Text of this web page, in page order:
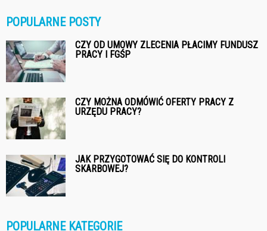
POPULARNE POSTY
CZY OD UMOWY ZLECENIA PŁACIMY FUNDUSZ
PRACY I FGŚP
CZY MOŻNA ODMÓWIĆ OFERTY PRACY Z
URZĘDU PRACY?
JAK PRZYGOTOWAĆ SIĘ DO KONTROLI
SKARBOWEJ?
POPULARNE KATEGORIE